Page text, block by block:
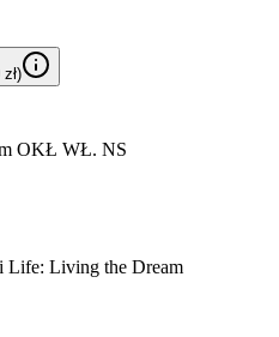
zł)
OKŁ WŁ. NS
Life: Living the Dream